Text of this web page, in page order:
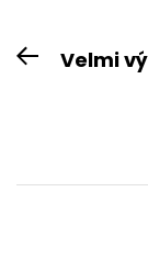
Navigace
pro
Previous
Velmi